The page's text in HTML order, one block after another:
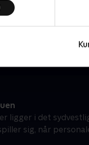
ligger i det
sig, når